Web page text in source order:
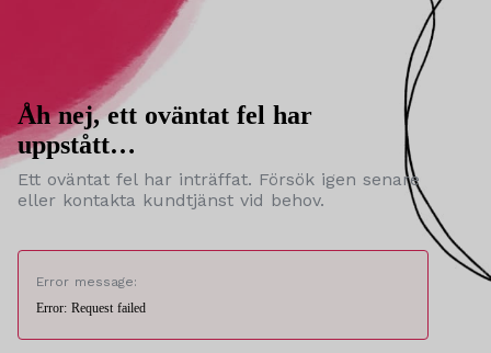
Åh nej, ett oväntat fel har
uppstått…
Ett oväntat fel har inträffat. Försök igen senare
eller kontakta kundtjänst vid behov.
Error message:
Error: Request failed